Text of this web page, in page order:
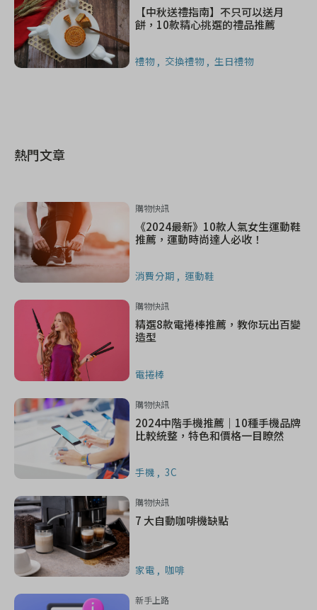
【中秋送禮指南】不只可以送月
餅，10款精心挑選的禮品推薦
禮物 交換禮物 生日禮物
熱門文章
購物快訊
《2024最新》10款人氣女生運動鞋
推薦，運動時尚達人必收！
消費分期 運動鞋
購物快訊
精選8款電捲棒推薦，教你玩出百變
造型
電捲棒
購物快訊
2024中階手機推薦｜10種手機品牌
比較統整，特色和價格一目瞭然
手機 3C
購物快訊
7 大自動咖啡機缺點
家電 咖啡
新手上路